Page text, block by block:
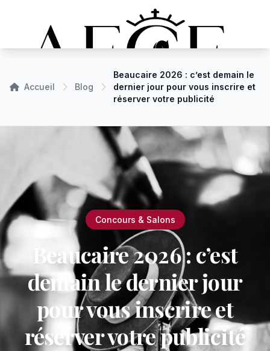
Accueil Blog
Beaucaire 2026 : c’est demain le
dernier jour pour vous inscrire et
réserver votre publicité
Concours & Salons
Beaucaire 2026 : c’est
demain le dernier jour
pour vous inscrire et
réserver votre publicité